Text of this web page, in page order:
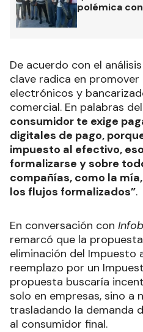
polémica
De acuerdo con el
clave radica en
electrónicos y
comercial. En palabras
consumidor te exige
digitales de pago,
impuesto al efectivo,
formalizarse y sobre
compañías, como la
los flujos formalizados”.
En conversación con
remarcó que la
eliminación del Impuesto
reemplazo por un
propuesta buscaría
solo en empresas, sino a
trasladando la demanda
al consumidor final.